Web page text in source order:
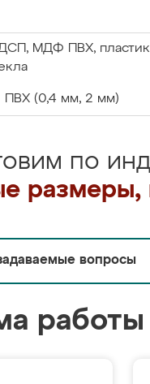
МДФ ПВХ, пластик
ПВХ (0,4 мм, 2 мм)
по
размеры,
вопросы
работы